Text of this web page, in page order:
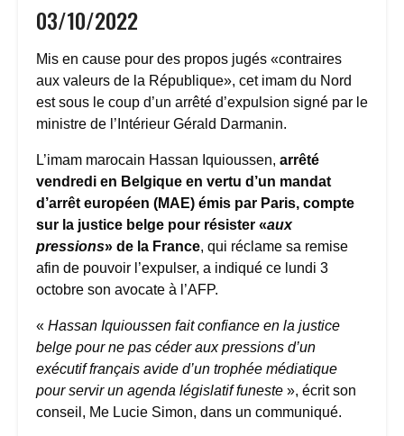
03/10/2022
Mis en cause pour des propos jugés «contraires
aux valeurs de la République», cet imam du Nord
est sous le coup d’un arrêté d’expulsion signé par le
ministre de l’Intérieur Gérald Darmanin.
L’imam marocain Hassan Iquioussen, arrêté
vendredi en Belgique en vertu d’un mandat
d’arrêt européen (MAE) émis par Paris, compte
sur la justice belge pour résister «aux
pressions» de la France, qui réclame sa remise
afin de pouvoir l’expulser, a indiqué ce lundi 3
octobre son avocate à l’AFP.
« Hassan Iquioussen fait confiance en la justice
belge pour ne pas céder aux pressions d’un
exécutif français avide d’un trophée médiatique
pour servir un agenda législatif funeste », écrit son
conseil, Me Lucie Simon, dans un communiqué.